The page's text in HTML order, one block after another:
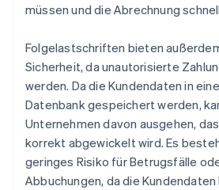
müssen und die Abrechnung
Folgelastschriften bieten
Sicherheit, da unautorisierte
werden. Da die Kundendaten in
Datenbank gespeichert werden,
Unternehmen davon ausgehen,
korrekt abgewickelt wird. Es
geringes Risiko für Betrugsfälle
Abbuchungen, da die